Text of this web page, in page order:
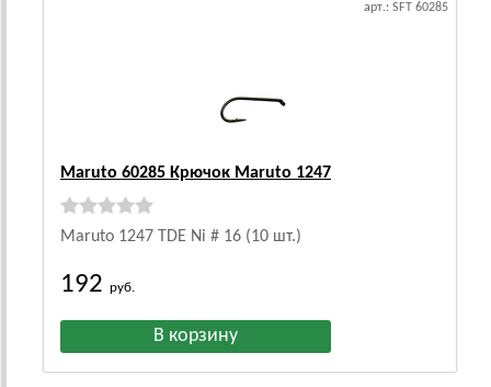
арт.: SFT 60285
Maruto 60285 Крючок Maruto 1247
Maruto 1247 TDE Ni # 16 (10 шт.)
192 руб.